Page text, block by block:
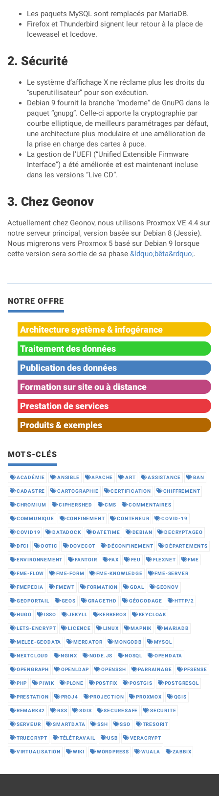
Les paquets MySQL sont remplacés par MariaDB.
Firefox et Thunderbird signent leur retour à la place de
Iceweasel et Icedove.
Sécurité
Le système d’affichage X ne réclame plus les droits du
“superutilisateur” pour son exécution.
Debian 9 fournit la branche “moderne” de GnuPG dans le
paquet “gnupg”. Celle-ci apporte la cryptographie par
courbe elliptique, de meilleurs paramétrages par défaut,
une architecture plus modulaire et une amélioration de
la prise en charge des cartes à puce.
La gestion de l’UEFI (“Unified Extensible Firmware
Interface”) a été améliorée et est maintenant incluse
dans les versions “Live CD”.
Chez Geonov
Actuellement chez Geonov, nous utilisons Proxmox VE 4.4 sur
notre serveur principal, version basée sur Debian 8 (Jessie).
Nous migrerons vers Proxmox 5 basé sur Debian 9 lorsque
cette version sera sortie de sa phase &ldquo;bêta&rdquo;.
NOTRE OFFRE
Architecture système & infogérance
Traitement des données
Publication des données
Formation sur site ou à distance
Prestation de services
Produits & exemples
MOTS-CLÉS
ACADÉMIE ANSIBLE APACHE ART ASSISTANCE BAN
CADASTRE CARTOGRAPHIE CERTIFICATION CHIFFREMENT
CHROMIUM CIPHERSHED CMS COMMENTAIRES
COMMUNIQUE CONFINEMENT CONTENEUR COVID-19
COVID19 DATADOCK DATETIME DEBIAN DECRYPTAGEO
DFCI DOTIC DOVECOT DÉCONFINEMENT DÉPARTEMENTS
ENVIRONNEMENT FANTOIR FAX FEU FLEXNET FME
FME-FLOW FME-FORM FME-KNOWLEDGE FME-SERVER
FMEPEDIA FMEWT FORMATION GDAL GEONOV
GEOPORTAIL GEOS GRACETHD GÉOCODAGE HTTP/2
HUGO ISSO JEKYLL KERBEROS KEYCLOAK
LETS-ENCRYPT LICENCE LINUX MAPNIK MARIADB
MELEE-GEODATA MERCATOR MONGODB MYSQL
NEXTCLOUD NGINX NODE.JS NOSQL OPENDATA
OPENGRAPH OPENLDAP OPENSSH PARRAINAGE PFSENSE
PHP PIWIK PLONE POSTFIX POSTGIS POSTGRESQL
PRESTATION PROJ4 PROJECTION PROXMOX QGIS
REMARK42 RSS SDIS SECURESAFE SECURITE
SERVEUR SMARTDATA SSH SSO TRESORIT
TRUECRYPT TÉLÉTRAVAIL USB VERACRYPT
VIRTUALISATION WIKI WORDPRESS WUALA ZABBIX